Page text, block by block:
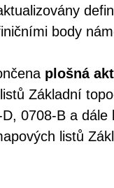
body
plošná
Základní
0708-B a dále
listů